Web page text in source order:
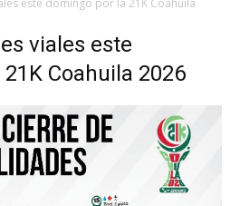
viales este
Coahuila 2026